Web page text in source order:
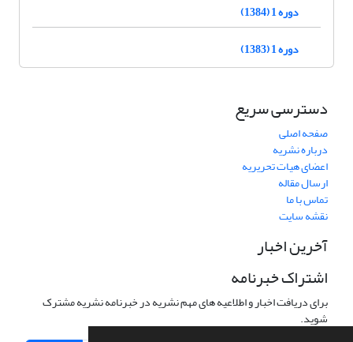
دوره 1 (1384)
دوره 1 (1383)
دسترسی سریع
صفحه اصلی
درباره نشریه
اعضای هیات تحریریه
ارسال مقاله
تماس با ما
نقشه سایت
آخرین اخبار
اشتراک خبرنامه
برای دریافت اخبار و اطلاعیه های مهم نشریه در خبرنامه نشریه مشترک
شوید.